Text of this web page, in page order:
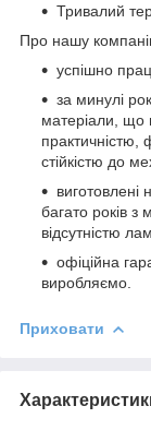
Тривалий
Про нашу
успішно
за минулі
матеріали, що
практичністю,
стійкістю до
виготовлені
багато років з
відсутністю
офіційна
виробляємо.
Приховати